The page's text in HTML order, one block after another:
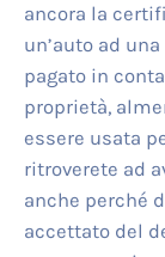
ancora la
un’auto ad
pagato in
proprietà,
essere usata
ritroverete ad
anche perché
accettato del